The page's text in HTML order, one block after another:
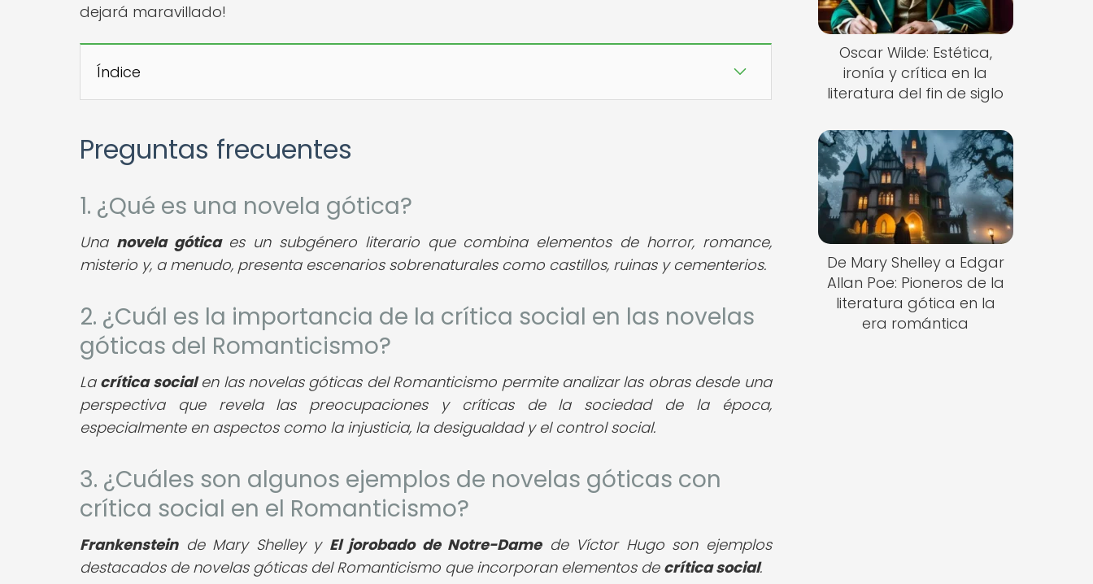
dejará maravillado!
Índice
Preguntas frecuentes
1. ¿Qué es una novela gótica?
Una novela góticaes un subgénero literario que combina elementos de horror, romance,
misterio y, a menudo, presenta escenarios sobrenaturales como castillos, ruinas y cementerios.
2. ¿Cuál es la importancia de la crítica social en las novelas
góticas del Romanticismo?
La crítica socialen las novelas góticas del Romanticismo permite analizar las obras desde una
perspectiva que revela las preocupaciones y críticas de la sociedad de la época,
especialmente en aspectos como la injusticia, la desigualdad y el control social.
3. ¿Cuáles son algunos ejemplos de novelas góticas con
crítica social en el Romanticismo?
Frankensteinde Mary Shelley y El jorobado de Notre-Damede Víctor Hugo son ejemplos
destacados de novelas góticas del Romanticismo que incorporan elementos de crítica social.
Oscar Wilde: Estética,
ironía y crítica en la
literatura del fin de siglo
De Mary Shelley a Edgar
Allan Poe: Pioneros de la
literatura gótica en la
era romántica